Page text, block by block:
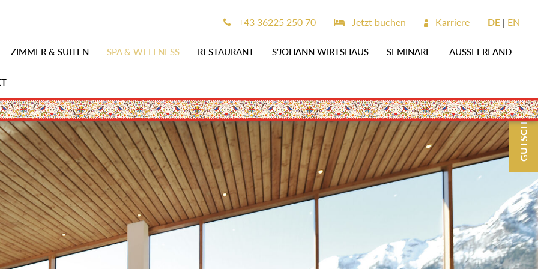
ZIMMER & SUITEN SPA & WELLNESS RESTAURANT S'JOHANN WIRTSHAUS SEMINARE AUSSEERLAND
+43 36225 250 70 Jetzt buchen Karriere DE EN
GUTSCHEINE